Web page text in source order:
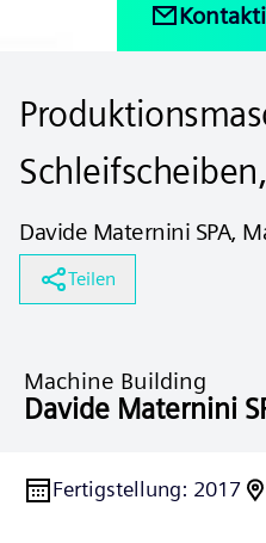
Davide Maternini SPA,
Teilen
Machine Building
Davide Maternini
Fertigstellung: 2017